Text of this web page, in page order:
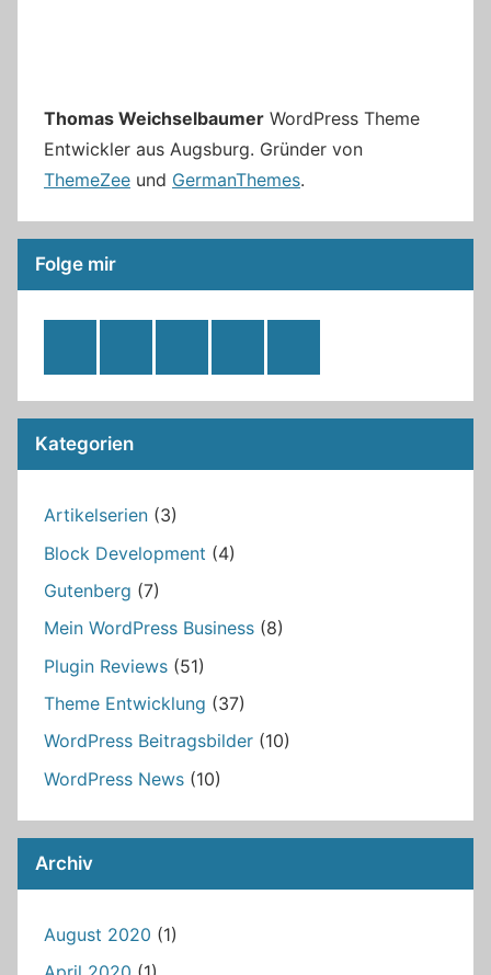
Thomas Weichselbaumer WordPress Theme
Entwickler aus Augsburg. Gründer von
ThemeZee und GermanThemes.
Folge mir
Feed
Kategorien
Artikelserien (3)
Block Development (4)
Gutenberg (7)
Mein WordPress Business (8)
Plugin Reviews (51)
Theme Entwicklung (37)
WordPress Beitragsbilder (10)
WordPress News (10)
Archiv
August 2020 (1)